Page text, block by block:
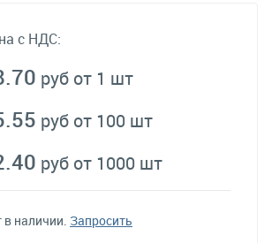
с НДС:
руб от 1 шт
руб от 100 шт
руб от 1000 шт
в наличии. Запросить